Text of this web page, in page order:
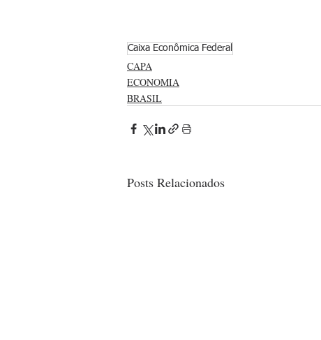
Caixa Econômica Federal
CAPA
ECONOMIA
BRASIL
Posts Relacionados